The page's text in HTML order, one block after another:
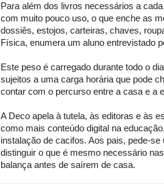
Para além dos livros necessários a
com muito pouco uso, o que enche as
dossiês, estojos, carteiras, chaves,
Física, enumera um aluno entrevistado
Este peso é carregado durante todo o
sujeitos a uma carga horária que pode
contar com o percurso entre a casa e a
A Deco apela à tutela, às editoras e às
como mais conteúdo digital na
instalação de cacifos. Aos pais, pede-se
distinguir o que é mesmo necessário
balança antes de saírem de casa.